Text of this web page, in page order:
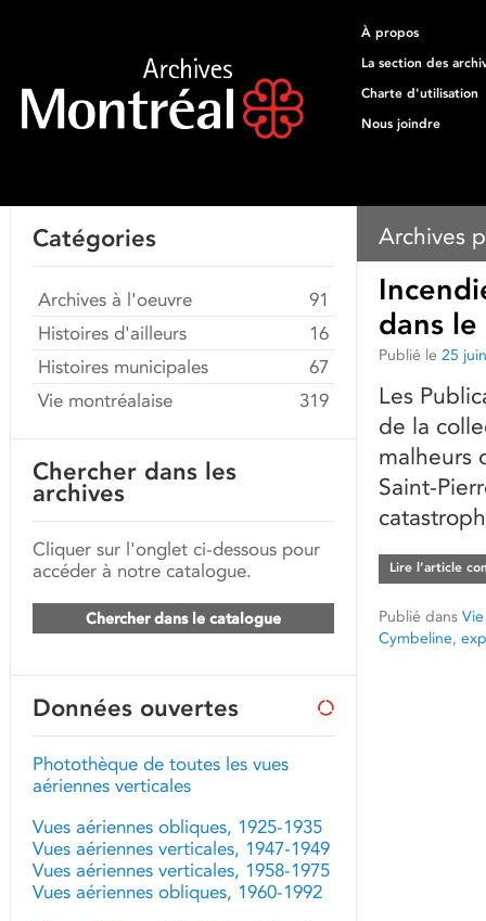
À propos
La section des
Charte d'utilisation
Nous joindre
Archives
dans
Publié le 25
Les
de la
malheurs
Saint-
Lire l’article
Publié dans
Cymbeline,
Catégories
Archives à l'oeuvre
91
Histoires d'ailleurs
16
Histoires municipales
67
Vie montréalaise
319
Chercher dans les
archives
Cliquer sur l'onglet ci-dessous pour
accéder à notre catalogue.
Chercher dans le catalogue
Données ouvertes
Photothèque de toutes les vues
aériennes verticales
Vues aériennes obliques, 1925-1935
Vues aériennes verticales, 1947-1949
Vues aériennes verticales, 1958-1975
Vues aériennes obliques, 1960-1992